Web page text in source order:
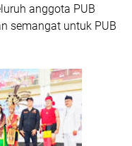
anggota PUB
semangat untuk PUB